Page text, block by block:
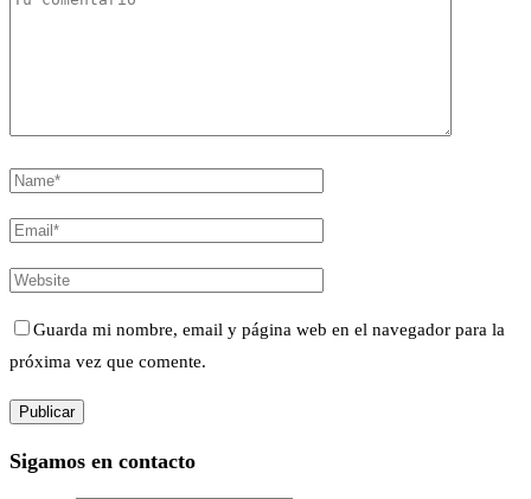
Guarda mi nombre, email y página web en el navegador para la
próxima vez que comente.
Sigamos en contacto